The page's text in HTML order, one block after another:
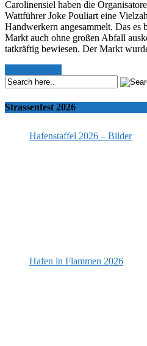
Carolinensiel haben die
Wattführer Joke Pouliart eine
Handwerkern angesammelt. Das es
Markt auch ohne großen Abfall
tatkräftig bewiesen. Der Markt
Strassenfest 2026
Hafenstaffel 2026 – Bilder
Hafen in Flammen 2026